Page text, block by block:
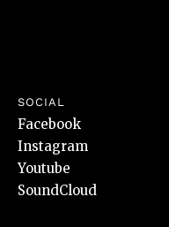
SOCIAL
Facebook
Instagram
Youtube
SoundCloud